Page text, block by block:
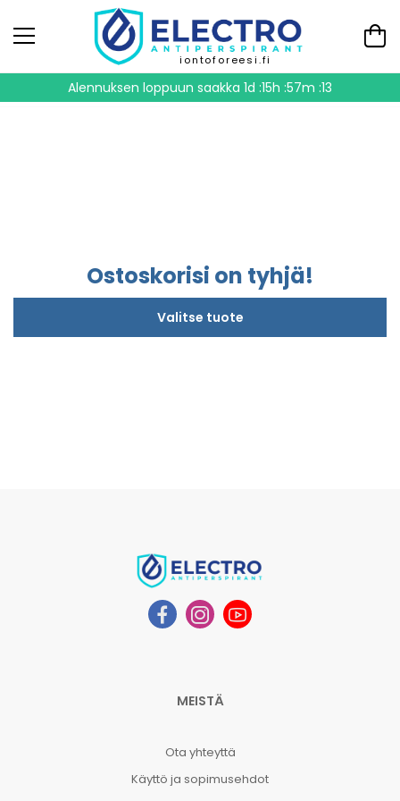
iontoforeesi.fi
Alennuksen loppuun saakka 1d :15h :57m :13
Ostoskorisi on tyhjä!
Valitse tuote
MEISTÄ
Ota yhteyttä
Käyttö ja sopimusehdot